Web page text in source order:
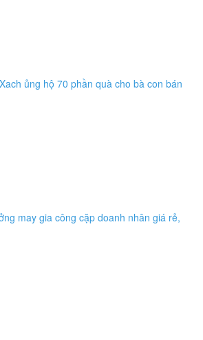
ủng hộ 70 phần quà cho bà con bán
may gia công cặp doanh nhân giá rẻ,